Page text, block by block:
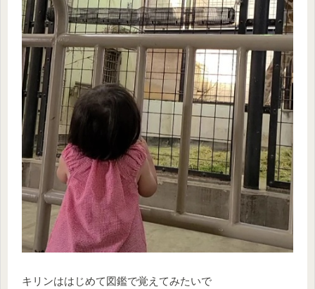
キリンははじめて図鑑で覚えてみたいで